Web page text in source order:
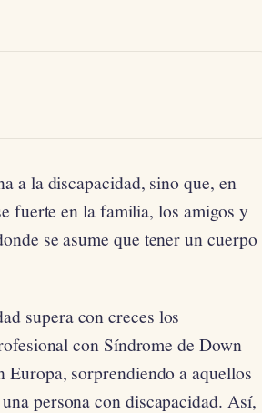
a la discapacidad, sino que, en
fuerte en la familia, los amigos y
se asume que tener un cuerpo
supera con creces los
con Síndrome de Down
Europa, sorprendiendo a aquellos
persona con discapacidad. Así,